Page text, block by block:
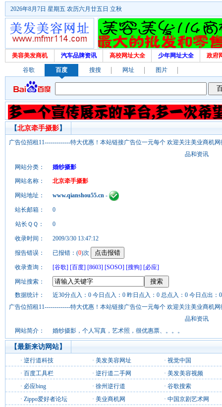
2026年8月7日 星期五 农历六月廿五日 立秋
美容美发商机 汽车品牌资讯 高校网址大全 少年网址大全 政府
谷歌 百度 搜搜 网址 图片
【北京牵手摄影】
广告位招租11-------------特大优惠！本站链接广告位一元每个 欢迎关注美业商机
品和资讯
网站分类：
婚纱摄影
网站名称：
北京牵手摄影
网站地址： www.qianshou55.cn -
站长邮箱： 0
站长ＱＱ： 0
收录时间： 2009/3/30 13:47:12
报告错误： 已报错：(0)次
收录查询： [谷歌] [百度] [8603] [SOSO] [搜狗] [必应]
网址搜索：
数据统计：
近30分点入：0 今日点入：0 昨日点入：0 总点入：0 今日点出：
广告位招租11-------------特大优惠！本站链接广告位一元每个 欢迎关注美业商机
品和资讯
网站简介：
婚纱摄影，个人写真，艺术照，很优惠票、。。。
【最新来访网站】
· 逆行道科技 · 美发美容网址 · 视觉中国
· 百度工具栏 · 逆行道二手网 · 美发美容视频
· 必应bing · 徐州逆行道 · 谷歌搜索
· Zippo爱好者论坛 · 美业商机网 · 中国京剧艺术网